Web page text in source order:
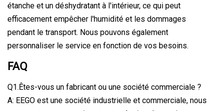
étanche et un déshydratant à l'intérieur, ce qui peut
efficacement empêcher l'humidité et les dommages
pendant le transport. Nous pouvons également
personnaliser le service en fonction de vos besoins.
FAQ
Q1.Êtes-vous un fabricant ou une société commerciale ?
A: EEGO est une société industrielle et commerciale, nous